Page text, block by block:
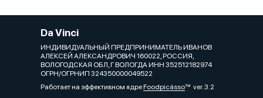
Da Vinci
ИНДИВИДУАЛЬНЫЙ ПРЕДПРИНИМАТЕЛЬ ИВАНОВ
АЛЕКСЕЙ АЛЕКСАНДРОВИЧ 160022, РОССИЯ,
ВОЛОГОДСКАЯ ОБЛ, Г ВОЛОГДА ИНН 352512182974
ОГРН/ОГРНИП 324350000049522
Работает на эффективном ядреFoodpicássover. 3.2